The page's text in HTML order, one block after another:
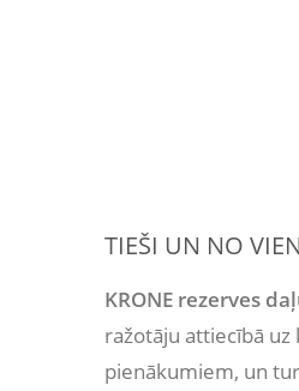
TIEŠI UN NO
KRONE rezerves
ražotāju attiecībā
pienākumiem, un